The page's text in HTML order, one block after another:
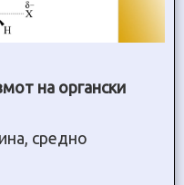
на органски
средно